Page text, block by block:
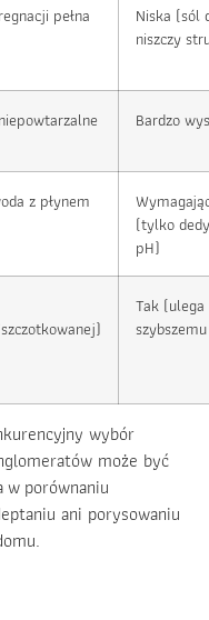
pełna
Niska (sól
niszczy
Bardzo
z płynem
(tylko
pH)
Tak (ulega
wybór
może być
porównaniu
ani porysowaniu